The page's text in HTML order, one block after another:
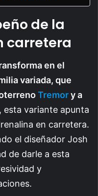
de la
carretera
en el
variada, que
Tremory a
variante apunta
en carretera.
el diseñador Josh
de darle a esta
y